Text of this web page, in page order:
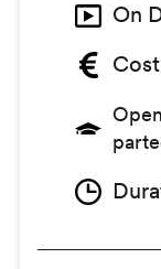
On